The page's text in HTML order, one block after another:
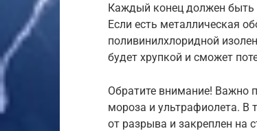
Каждый конец должен
Если есть металлическая
поливинилхлоридной
будет хрупкой и сможет
Обратите внимание! Важно
мороза и ультрафиолета. В
от разрыва и закреплен на